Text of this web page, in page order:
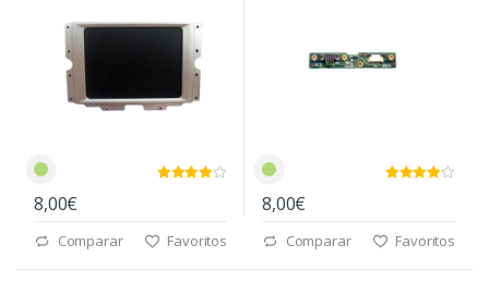
8,00€
Comparar Favoritos
8,00€
Comparar Favoritos